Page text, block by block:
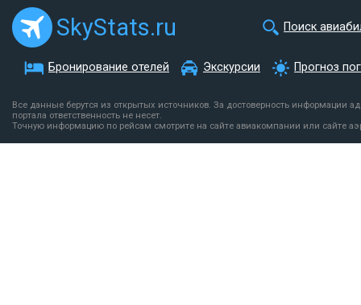
SkyStats.ru Поиск
Бронирование отелей Экскурсии Прогноз
Все данные берутся из открытых источников. За достоверность информации
портала ответственность не несет.
Точную информацию по рейсам смотрите на сайте авиакомпании или сайте